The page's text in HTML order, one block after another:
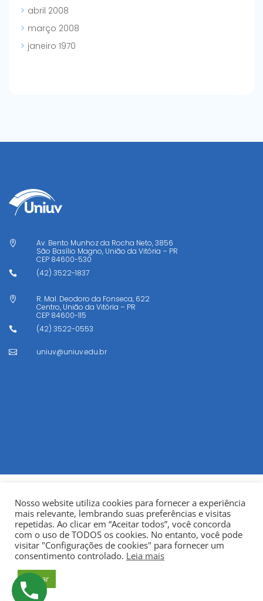
abril 2008
março 2008
janeiro 1970

Av. Bento Munhoz da Rocha Neto, 3856
São Basílio Magno, União da Vitória – PR
CEP 84600-530
 (42) 3522-1837

R. Mal. Deodoro da Fonseca, 622
Centro, União da Vitória – PR
CEP 84600-115
 (42) 3522-0553
 uniuv@uniuv.edu.br
© Copyright 2022Fundação Municipal Centro Universitário
da Cidade de União da Vitória – UNIUV
Nosso website utiliza cookies para fornecer a experiência
mais relevante, lembrando suas preferências e visitas
repetidas. Ao clicar em “Aceitar todos”, você concorda
com o uso de TODOS os cookies. No entanto, você pode
visitar "Configurações de cookies" para fornecer um
consentimento controlado. Leia mais
Aceitar